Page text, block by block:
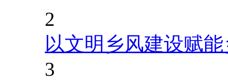
2
以文明乡风建设赋
3